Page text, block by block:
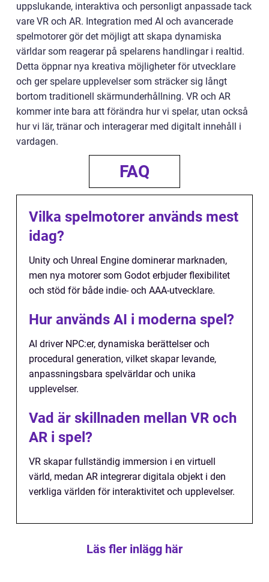
uppslukande, interaktiva och personligt anpassade tack
vare VR och AR. Integration med AI och avancerade
spelmotorer gör det möjligt att skapa dynamiska
världar som reagerar på spelarens handlingar i realtid.
Detta öppnar nya kreativa möjligheter för utvecklare
och ger spelare upplevelser som sträcker sig långt
bortom traditionell skärmunderhållning. VR och AR
kommer inte bara att förändra hur vi spelar, utan också
hur vi lär, tränar och interagerar med digitalt innehåll i
vardagen.
FAQ
Vilka spelmotorer används mest
idag?
Unity och Unreal Engine dominerar marknaden,
men nya motorer som Godot erbjuder flexibilitet
och stöd för både indie- och AAA-utvecklare.
Hur används AI i moderna spel?
AI driver NPC:er, dynamiska berättelser och
procedural generation, vilket skapar levande,
anpassningsbara spelvärldar och unika
upplevelser.
Vad är skillnaden mellan VR och
AR i spel?
VR skapar fullständig immersion i en virtuell
värld, medan AR integrerar digitala objekt i den
verkliga världen för interaktivitet och upplevelser.
Läs fler inlägg här